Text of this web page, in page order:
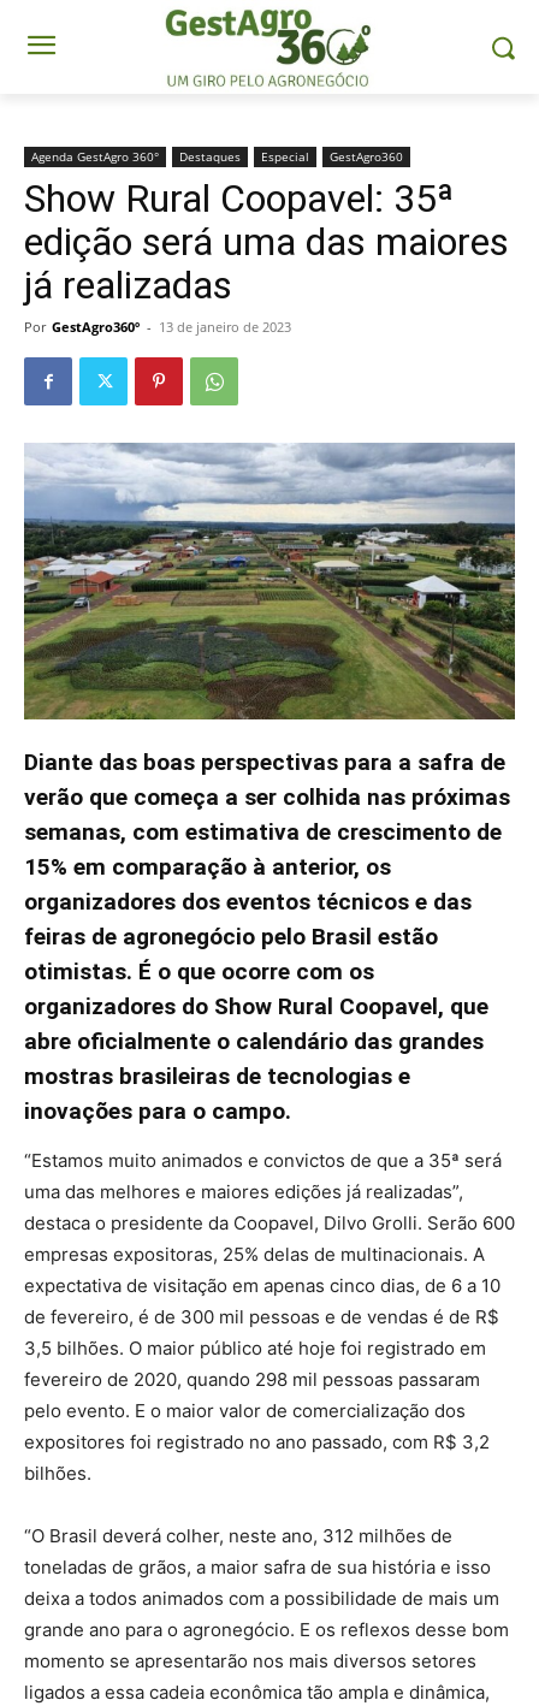
Agenda GestAgro 360° Destaques Especial GestAgro360
Show Rural Coopavel: 35ª
edição será uma das maiores
já realizadas
Por GestAgro360º - 13 de janeiro de 2023
Diante das boas perspectivas para a safra de
verão que começa a ser colhida nas próximas
semanas, com estimativa de crescimento de
15% em comparação à anterior, os
organizadores dos eventos técnicos e das
feiras de agronegócio pelo Brasil estão
otimistas. É o que ocorre com os
organizadores do Show Rural Coopavel, que
abre oficialmente o calendário das grandes
mostras brasileiras de tecnologias e
inovações para o campo.
“Estamos muito animados e convictos de que a 35ª será
uma das melhores e maiores edições já realizadas”,
destaca o presidente da Coopavel, Dilvo Grolli. Serão 600
empresas expositoras, 25% delas de multinacionais. A
expectativa de visitação em apenas cinco dias, de 6 a 10
de fevereiro, é de 300 mil pessoas e de vendas é de R$
3,5 bilhões. O maior público até hoje foi registrado em
fevereiro de 2020, quando 298 mil pessoas passaram
pelo evento. E o maior valor de comercialização dos
expositores foi registrado no ano passado, com R$ 3,2
bilhões.
“O Brasil deverá colher, neste ano, 312 milhões de
toneladas de grãos, a maior safra de sua história e isso
deixa a todos animados com a possibilidade de mais um
grande ano para o agronegócio. E os reflexos desse bom
momento se apresentarão nos mais diversos setores
ligados a essa cadeia econômica tão ampla e dinâmica,